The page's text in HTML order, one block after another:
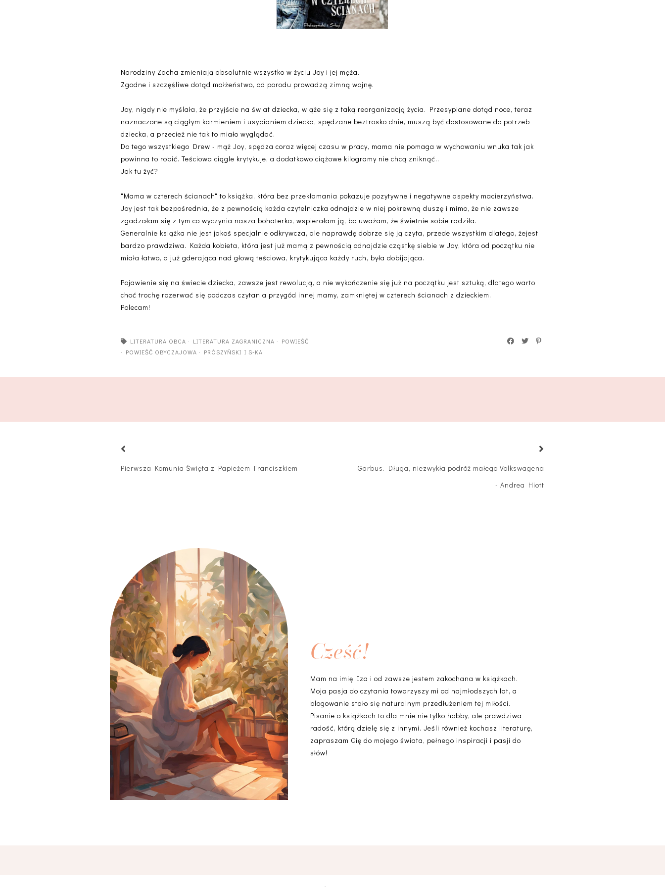
Narodziny Zacha zmieniają absolutnie wszystko w życiu Joy i jej męża.
Zgodne i szczęśliwe dotąd małżeństwo, od porodu prowadzą zimną wojnę.
Joy, nigdy nie myślała, że przyjście na świat dziecka, wiąże się z taką reorganizacją życia. Przesypiane dotąd noce, teraz
naznaczone są ciągłym karmieniem i usypianiem dziecka, spędzane beztrosko dnie, muszą być dostosowane do potrzeb
dziecka, a przecież nie tak to miało wyglądać.
Do tego wszystkiego Drew - mąż Joy, spędza coraz więcej czasu w pracy, mama nie pomaga w wychowaniu wnuka tak jak
powinna to robić. Teściowa ciągle krytykuje, a dodatkowo ciążowe kilogramy nie chcą zniknąć..
Jak tu żyć?
"Mama w czterech ścianach" to książka, która bez przekłamania pokazuje pozytywne i negatywne aspekty macierzyństwa.
Joy jest tak bezpośrednia, że z pewnością każda czytelniczka odnajdzie w niej pokrewną duszę i mimo, że nie zawsze
zgadzałam się z tym co wyczynia nasza bohaterka, wspierałam ją, bo uważam, że świetnie sobie radziła.
Generalnie książka nie jest jakoś specjalnie odkrywcza, ale naprawdę dobrze się ją czyta, przede wszystkim dlatego, żejest
bardzo prawdziwa. Każda kobieta, która jest już mamą z pewnością odnajdzie cząstkę siebie w Joy, która od początku nie
miała łatwo, a już gderająca nad głową teściowa, krytykująca każdy ruch, była dobijająca.
Pojawienie się na świecie dziecka, zawsze jest rewolucją, a nie wykończenie się już na początku jest sztuką, dlatego warto
choć trochę rozerwać się podczas czytania przygód innej mamy, zamkniętej w czterech ścianach z dzieckiem.
Polecam!
LITERATURA OBCA · LITERATURA ZAGRANICZNA · POWIEŚĆ
· POWIEŚĆ OBYCZAJOWA · PRÓSZYŃSKI I S-KA
Pierwsza Komunia Święta z Papieżem Franciszkiem
Garbus. Długa, niezwykła podróż małego Volkswagena
- Andrea Hiott
Cześć!
Mam na imię Iza i od zawsze jestem zakochana w książkach.
Moja pasja do czytania towarzyszy mi od najmłodszych lat, a
blogowanie stało się naturalnym przedłużeniem tej miłości.
Pisanie o książkach to dla mnie nie tylko hobby, ale prawdziwa
radość, którą dzielę się z innymi. Jeśli również kochasz literaturę,
zapraszam Cię do mojego świata, pełnego inspiracji i pasji do
słów!